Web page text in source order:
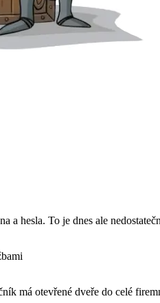
a hesla. To je dnes ale
má otevřené dveře do celé